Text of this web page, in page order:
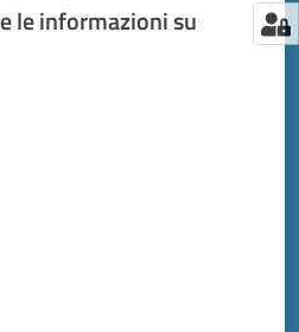
le informazioni su